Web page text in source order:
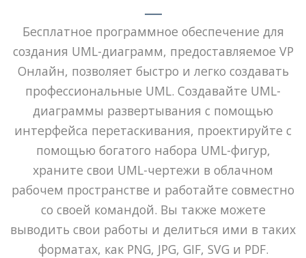
Бесплатное программное обеспечение для
создания UML-диаграмм, предоставляемое VP
Онлайн, позволяет быстро и легко создавать
профессиональные UML. Создавайте UML-
диаграммы развертывания с помощью
интерфейса перетаскивания, проектируйте с
помощью богатого набора UML-фигур,
храните свои UML-чертежи в облачном
рабочем пространстве и работайте совместно
со своей командой. Вы также можете
выводить свои работы и делиться ими в таких
форматах, как PNG, JPG, GIF, SVG и PDF.